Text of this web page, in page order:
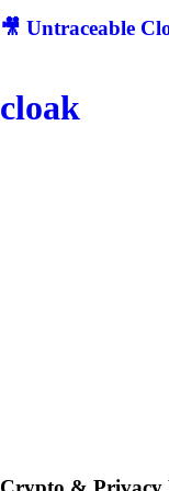
🎥 Untraceable
cloak